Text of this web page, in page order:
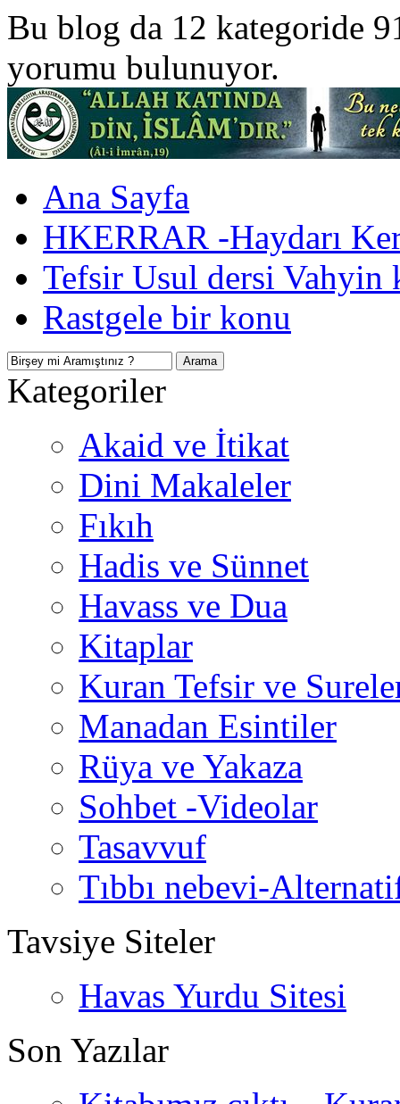
Bu blog da 12 kategoride
yorumu bulunuyor.
Ana Sayfa
HKERRAR -Haydarı
Tefsir Usul dersi Vahyin
Rastgele bir konu
Kategoriler
Akaid ve İtikat
Dini Makaleler
Fıkıh
Hadis ve Sünnet
Havass ve Dua
Kitaplar
Kuran Tefsir ve
Manadan Esintiler
Rüya ve Yakaza
Sohbet -Videolar
Tasavvuf
Tıbbı nebevi-
Tavsiye Siteler
Havas Yurdu Sitesi
Son Yazılar